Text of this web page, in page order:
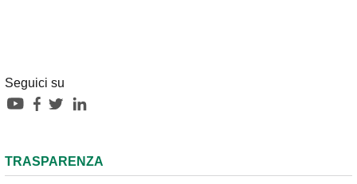
Seguici su
TRASPARENZA